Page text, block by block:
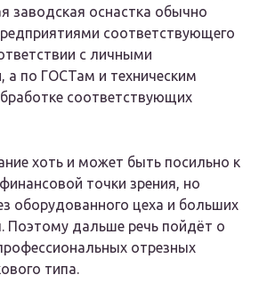
заводская оснастка обычно
соответствующего
с личными
а по ГОСТам и техническим
соответствующих
хоть и может быть посильно к
точки зрения, но
оборудованного цеха и больших
Поэтому дальше речь пойдёт о
отрезных
типа.